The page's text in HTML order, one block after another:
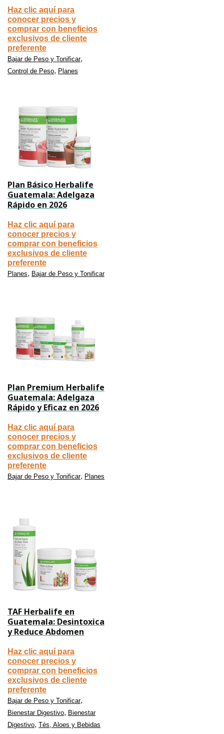
Haz clic aquí para
conocer precios y
comprar con beneficios
exclusivos de cliente
preferente
Bajar de Peso y Tonificar,
Control de Peso, Planes
Plan Básico Herbalife
Guatemala: Adelgaza
Rápido en 2026
Haz clic aquí para
conocer precios y
comprar con beneficios
exclusivos de cliente
preferente
Planes, Bajar de Peso y Tonificar
Plan Premium Herbalife
Guatemala: Adelgaza
Rápido y Eficaz en 2026
Haz clic aquí para
conocer precios y
comprar con beneficios
exclusivos de cliente
preferente
Bajar de Peso y Tonificar, Planes
TAF Herbalife en
Guatemala: Desintoxica
y Reduce Abdomen
Haz clic aquí para
conocer precios y
comprar con beneficios
exclusivos de cliente
preferente
Bajar de Peso y Tonificar,
Bienestar Digestivo, Bienestar
Digestivo, Tés, Aloes y Bebidas